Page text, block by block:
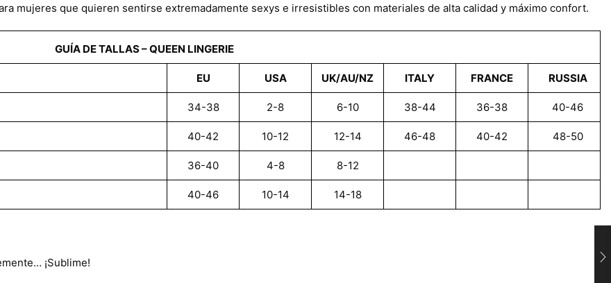
mujeres que quieren sentirse extremadamente sexys e irresistibles con materiales de alta calidad y máximo confort.
GUÍA DE TALLAS – QUEEN LINGERIE
EU USA UK/AU/NZ ITALY FRANCE RUSSIA
34-38 2-8 6-10 38-44 36-38 40-46
40-42 10-12 12-14 46-48 40-42 48-50
36-40 4-8 8-12
40-46 10-14 14-18
¡Sublime!